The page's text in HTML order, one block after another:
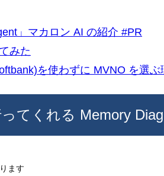
」マカロン AI の紹介 #PR
みた
を使わずに MVNO を選ぶ
てくれる Memory Diag
ます